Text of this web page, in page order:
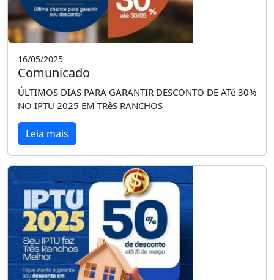
16/05/2025
Comunicado
ÚLTIMOS DIAS PARA GARANTIR DESCONTO DE ATé 30%
NO IPTU 2025 EM TRêS RANCHOS
Leia mais